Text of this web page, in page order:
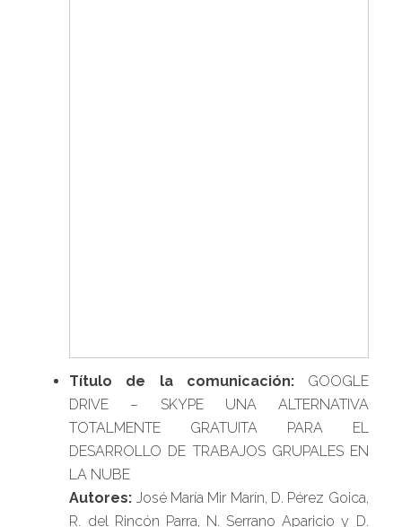
Título de la comunicación: GOOGLE
DRIVE – SKYPE UNA ALTERNATIVA
TOTALMENTE GRATUITA PARA EL
DESARROLLO DE TRABAJOS GRUPALES EN
LA NUBE
Autores: José María Mir Marín, D. Pérez Goica,
R. del Rincón Parra, N. Serrano Aparicio y D.